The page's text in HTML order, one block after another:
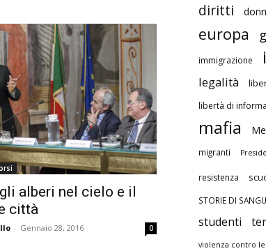
alberi nel cielo e il
città
- Gennaio 28, 2016 0
diritti
europa
immigrazione
legalità
libertà di
mafia
migranti
resistenza
STORIE DI
studenti
violenza contro